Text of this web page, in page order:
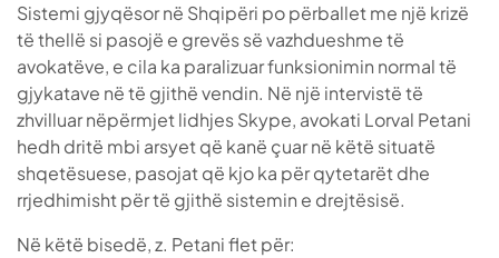
Sistemi gjyqësor në Shqipëri po përballet me një krizë
të thellë si pasojë e grevës së vazhdueshme të
avokatëve, e cila ka paralizuar funksionimin normal të
gjykatave në të gjithë vendin. Në një intervistë të
zhvilluar nëpërmjet lidhjes Skype, avokati Lorval Petani
hedh dritë mbi arsyet që kanë çuar në këtë situatë
shqetësuese, pasojat që kjo ka për qytetarët dhe
rrjedhimisht për të gjithë sistemin e drejtësisë.
Në këtë bisedë, z. Petani flet për: